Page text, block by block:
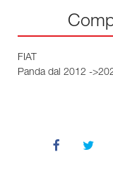
FIAT
Panda dal 2012 -